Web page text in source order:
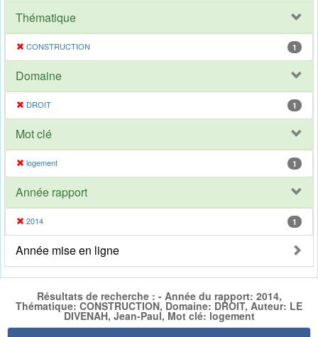
Thématique
CONSTRUCTION 1
Domaine
DROIT 1
Mot clé
logement 1
Année rapport
2014 1
Année mise en ligne
Résultats de recherche : - Année du rapport: 2014,
Thématique: CONSTRUCTION, Domaine: DROIT, Auteur: LE
DIVENAH, Jean-Paul, Mot clé: logement